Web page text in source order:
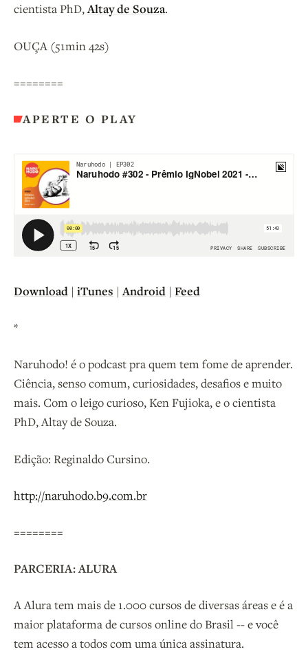
cientista PhD,Altay de Souza.
OUÇA (51min 42s)
========
APERTE O PLAY
Download | iTunes |Android | Feed
*
Naruhodo! é o podcast pra quem tem fome de aprender.
Ciência, senso comum, curiosidades, desafios e muito
mais. Com o leigo curioso, Ken Fujioka, e o cientista
PhD, Altay de Souza.
Edição: Reginaldo Cursino.
http://naruhodo.b9.com.br
========
PARCERIA: ALURA
A Alura tem mais de 1.000 cursos de diversas áreas e é a
maior plataforma de cursos online do Brasil -- e você
tem acesso a todos com uma única assinatura.